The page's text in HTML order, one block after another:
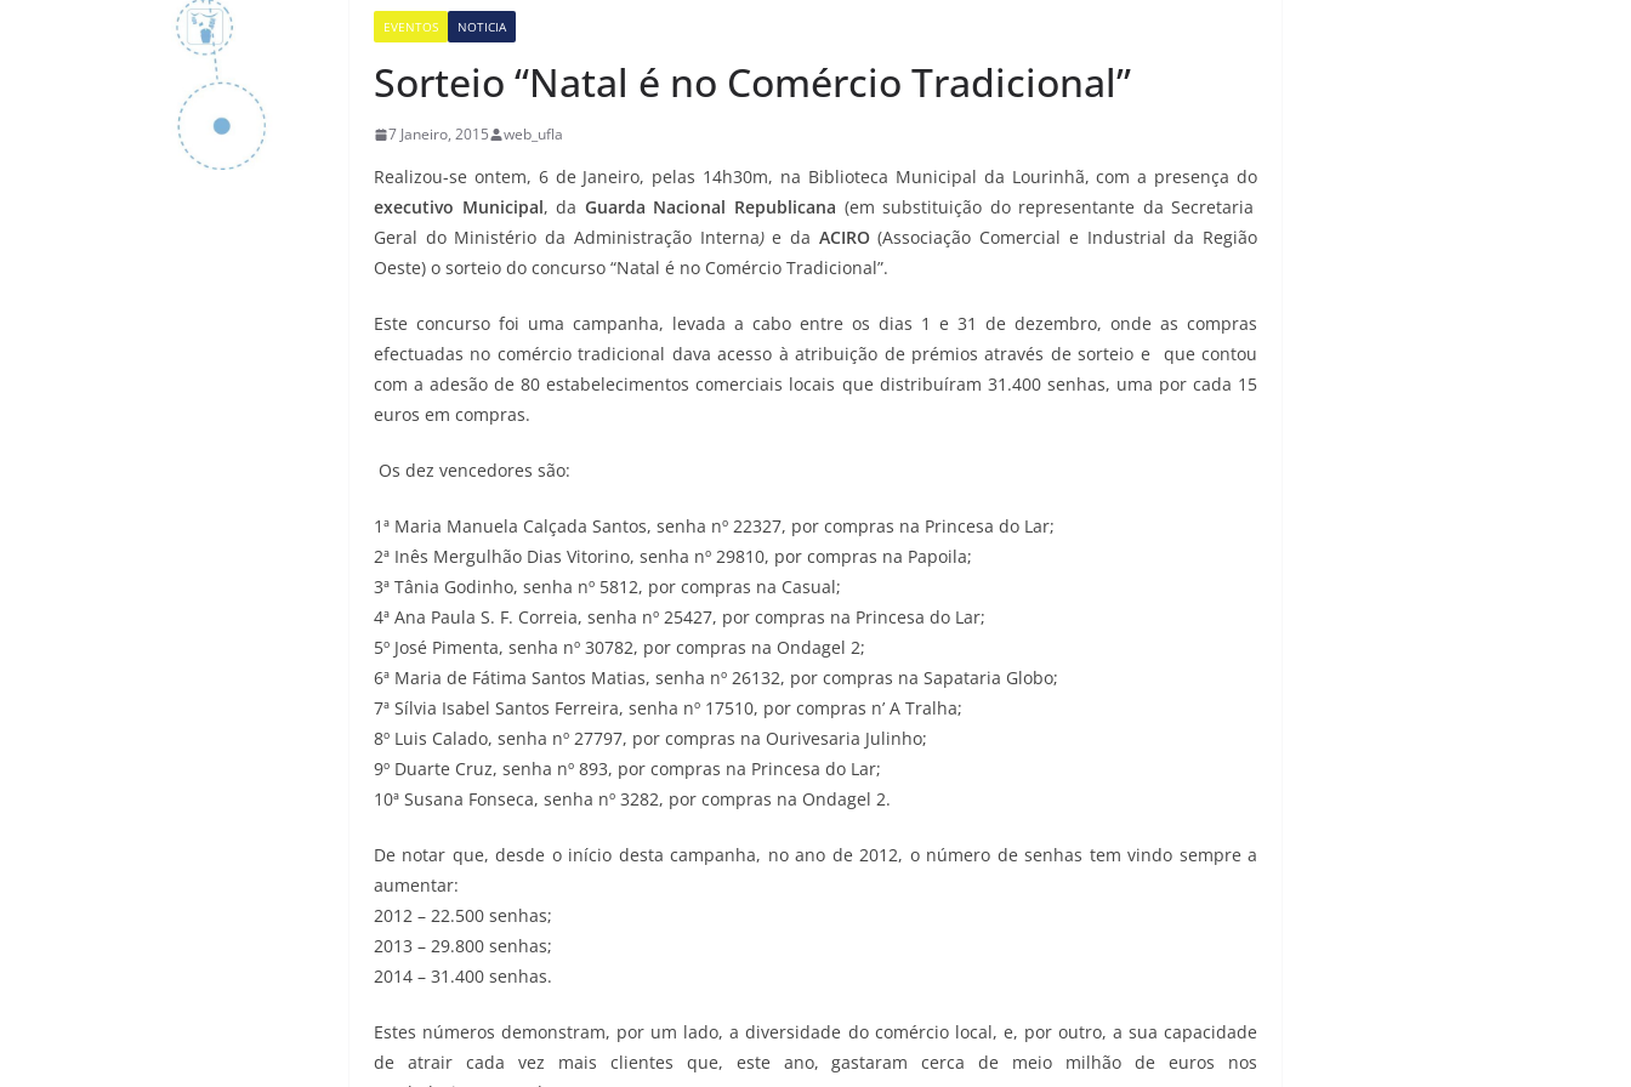
EVENTOS NOTICIA
Sorteio “Natal é no Comércio Tradicional”
7 Janeiro, 2015 web_ufla
Realizou-se ontem, 6 de Janeiro, pelas 14h30m, na Biblioteca Municipal da Lourinhã, com a presença do
executivo Municipal, da Guarda Nacional Republicana (em substituição do representante da Secretaria
Geral do Ministério da Administração Interna)e da ACIRO(Associação Comercial e Industrial da Região
Oeste) o sorteio do concurso “Natal é no Comércio Tradicional”.
Este concurso foi uma campanha, levada a cabo entre os dias 1 e 31 de dezembro, onde as compras
efectuadas no comércio tradicional dava acesso à atribuição de prémios através de sorteio e que contou
com a adesão de 80 estabelecimentos comerciais locais que distribuíram 31.400 senhas, uma por cada 15
euros em compras.
Os dez vencedores são:
1ª Maria Manuela Calçada Santos, senha nº 22327, por compras na Princesa do Lar;
2ª Inês Mergulhão Dias Vitorino, senha nº 29810, por compras na Papoila;
3ª Tânia Godinho, senha nº 5812, por compras na Casual;
4ª Ana Paula S. F. Correia, senha nº 25427, por compras na Princesa do Lar;
5º José Pimenta, senha nº 30782, por compras na Ondagel 2;
6ª Maria de Fátima Santos Matias, senha nº 26132, por compras na Sapataria Globo;
7ª Sílvia Isabel Santos Ferreira, senha nº 17510, por compras n’ A Tralha;
8º Luis Calado, senha nº 27797, por compras na Ourivesaria Julinho;
9º Duarte Cruz, senha nº 893, por compras na Princesa do Lar;
10ª Susana Fonseca, senha nº 3282, por compras na Ondagel 2.
De notar que, desde o início desta campanha, no ano de 2012, o número de senhas tem vindo sempre a
aumentar:
2012 – 22.500 senhas;
2013 – 29.800 senhas;
2014 – 31.400 senhas.
Estes números demonstram, por um lado, a diversidade do comércio local, e, por outro, a sua capacidade
de atrair cada vez mais clientes que, este ano, gastaram cerca de meio milhão de euros nos